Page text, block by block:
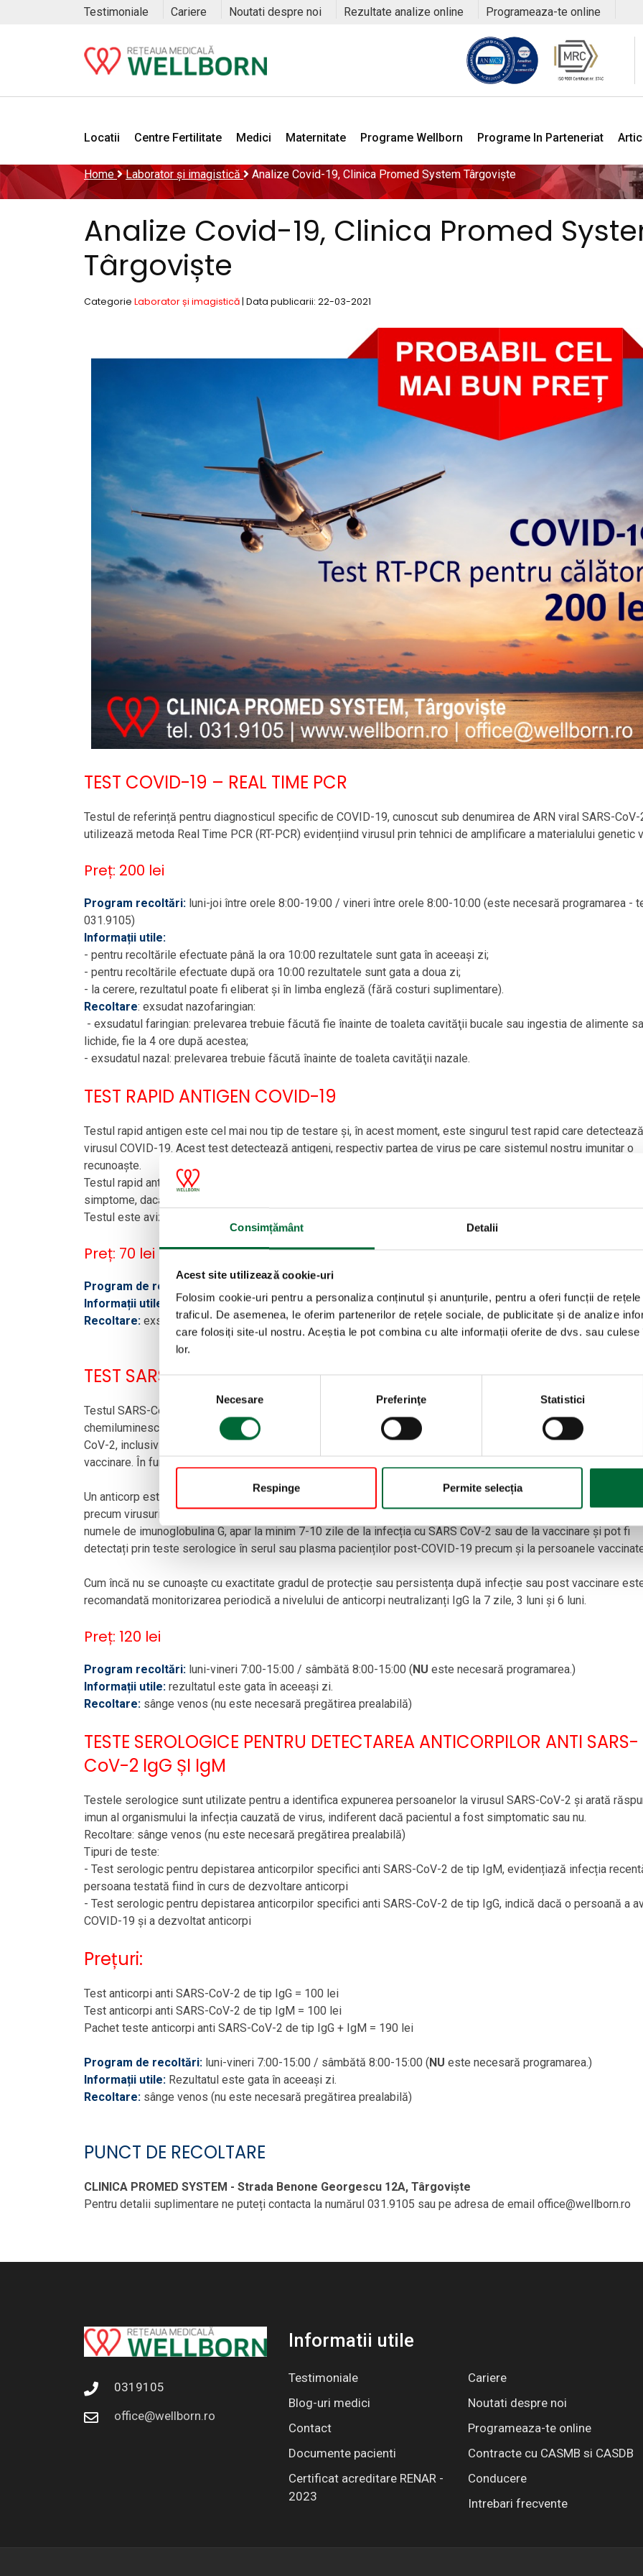
Consimțământ Detalii
Acest site utilizează cookie-uri
Folosim cookie-uri pentru a personaliza conținutul și anunțurile, pentru a oferi funcții de
traficul. De asemenea, le oferim partenerilor de rețele sociale, de publicitate și de analize
care folosiți site-ul nostru. Aceștia le pot combina cu alte informații oferite de dvs. sau
lor.
Selecția consimțământului
Necesare
Preferinţe Statistici
Respinge Permite selecția
Testimoniale Cariere Noutati despre noi Rezultate analize online Programeaza-te online
Locatii Centre Fertilitate Medici Maternitate Programe Wellborn Programe In Parteneriat
Home Laborator și imagistică Analize Covid-19, Clinica Promed System Târgoviște
Analize Covid-19, Clinica Promed
Târgoviște
Categorie Laborator și imagistică | Data publicarii: 22-03-2021
TEST COVID-19 – REAL TIME PCR
Testul de referință pentru diagnosticul specific de COVID-19, cunoscut sub denumirea de ARN viral SARS-CoV-
utilizează metoda Real Time PCR (RT-PCR) evidențiind virusul prin tehnici de amplificare a materialului genetic
Preț: 200 lei
Program recoltări: luni-joi între orele 8:00-19:00 / vineri între orele 8:00-10:00 (este necesară programarea -
031.9105)
Informații utile:
- pentru recoltările efectuate până la ora 10:00 rezultatele sunt gata în aceeași zi;
- pentru recoltările efectuate după ora 10:00 rezultatele sunt gata a doua zi;
- la cerere, rezultatul poate fi eliberat și în limba engleză (fără costuri suplimentare).
Recoltare: exsudat nazofaringian:
- exsudatul faringian: prelevarea trebuie făcută fie înainte de toaleta cavităţii bucale sau ingestia de alimente
lichide, fie la 4 ore după acestea;
- exsudatul nazal: prelevarea trebuie făcută înainte de toaleta cavităţii nazale.
TEST RAPID ANTIGEN COVID-19
Testul rapid antigen este cel mai nou tip de testare şi, în acest moment, este singurul test rapid care detectează
virusul COVID-19. Acest test detectează antigeni, respectiv partea de virus pe care sistemul nostru imunitar o
recunoaşte.
Testul rapid antigen poate indica infecţia în faza acută a bolii. Acest lucru este valabil şi pentru persoanele fără
simptome, dacă infecţia este activă.
Testul este avizat de Ministerul Sănătății - ANMDMR și are o specificitate de 100%.
Preț: 70 lei
Program de recoltări:
Informații utile:
rezultatul este gata în 20 de minute.
Recoltare: exsudat nazal - prelevarea trebuie făcută înainte de toaleta cavităţii nazale.
TEST SARS-CoV-2 IgG Ac NEUTRALIZANȚI ANTI-PROTEINA SPIKE
Testul SARS-CoV-2 IgG Ac neutralizanți anti-proteina Spike este o analiză imunologică cu microparticule
chemiluminescente (CMIA) utilizată pentru detectarea calitativă și măsurarea cantitativă a anticorpilor IgG anti
CoV-2, inclusiv a anticorpilor neutralizanți din ser și plasmă, obținuți după infecție sau prin imunizarea conferită
vaccinare. În funcție de valorile analizei se poate vorbi și despre un potențial donator de plasmă.
Un anticorp este o componentă proteică a sistemului imunitar care circulă în sânge, recunoaște substanțe străine
precum virusurile și le neutralizează. Anticorpii IgG au legătură cu sistemul imunitar și mai sunt cunoscuți și sub
numele de imunoglobulina G, apar la minim 7-10 zile de la infecția cu SARS CoV-2 sau de la vaccinare și pot fi
detectați prin teste serologice în serul sau plasma pacienților post-COVID-19 precum și la persoanele
Cum încă nu se cunoaște cu exactitate gradul de protecție sau persistența după infecție sau post vaccinare
recomandată monitorizarea periodică a nivelului de anticorpi neutralizanți IgG la 7 zile, 3 luni și 6 luni.
Preț: 120 lei
Program recoltări: luni-vineri 7:00-15:00 / sâmbătă 8:00-15:00 (NU este necesară programarea.)
Informații utile: rezultatul este gata în aceeași zi.
Recoltare: sânge venos (nu este necesară pregătirea prealabilă)
TESTE SEROLOGICE PENTRU DETECTAREA ANTICORPILOR ANTI SARS-
CoV-2 IgG ȘI IgM
Testele serologice sunt utilizate pentru a identifica expunerea persoanelor la virusul SARS-CoV-2 și arată
imun al organismului la infecția cauzată de virus, indiferent dacă pacientul a fost simptomatic sau nu.
Recoltare: sânge venos (nu este necesară pregătirea prealabilă)
Tipuri de teste:
- Test serologic pentru depistarea anticorpilor specifici anti SARS-CoV-2 de tip IgM, evidențiază infecția
persoana testată fiind în curs de dezvoltare anticorpi
- Test serologic pentru depistarea anticorpilor specifici anti SARS-CoV-2 de tip IgG, indică dacă o persoană a
COVID-19 și a dezvoltat anticorpi
Prețuri:
Test anticorpi anti SARS-CoV-2 de tip IgG = 100 lei
Test anticorpi anti SARS-CoV-2 de tip IgM = 100 lei
Pachet teste anticorpi anti SARS-CoV-2 de tip IgG + IgM = 190 lei
Program de recoltări: luni-vineri 7:00-15:00 / sâmbătă 8:00-15:00 (NU este necesară programarea.)
Informații utile: Rezultatul este gata în aceeași zi.
Recoltare: sânge venos (nu este necesară pregătirea prealabilă)
PUNCT DE RECOLTARE
CLINICA PROMED SYSTEM - Strada Benone Georgescu 12A, Târgoviște
Pentru detalii suplimentare ne puteți contacta la numărul 031.9105 sau pe adresa de email office@wellborn.ro
0319105
office@wellborn.ro
Informatii utile
Testimoniale
Cariere
Blog-uri medici
Noutati despre noi
Contact
Programeaza-te online
Documente pacienti
Contracte cu CASMB si CASDB
Certificat acreditare RENAR -
2023
Conducere
Intrebari frecvente